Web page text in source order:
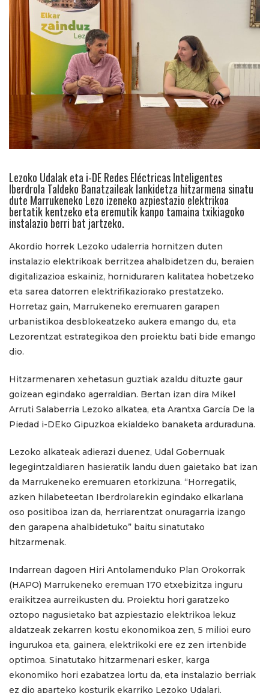
Lezoko Udalak eta i-DE Redes Eléctricas Inteligentes
Iberdrola Taldeko Banatzaileak lankidetza hitzarmena sinatu
dute Marrukeneko Lezo izeneko azpiestazio elektrikoa
bertatik kentzeko eta eremutik kanpo tamaina txikiagoko
instalazio berri bat jartzeko.
Akordio horrek Lezoko udalerria hornitzen duten
instalazio elektrikoak berritzea ahalbidetzen du, beraien
digitalizazioa eskainiz, horniduraren kalitatea hobetzeko
eta sarea datorren elektrifikaziorako prestatzeko.
Horretaz gain, Marrukeneko eremuaren garapen
urbanistikoa desblokeatzeko aukera emango du, eta
Lezorentzat estrategikoa den proiektu bati bide emango
dio.
Hitzarmenaren xehetasun guztiak azaldu dituzte gaur
goizean egindako agerraldian. Bertan izan dira Mikel
Arruti Salaberria Lezoko alkatea, eta Arantxa García De la
Piedad i-DEko Gipuzkoa ekialdeko banaketa arduraduna.
Lezoko alkateak adierazi duenez, Udal Gobernuak
legegintzaldiaren hasieratik landu duen gaietako bat izan
da Marrukeneko eremuaren etorkizuna. “Horregatik,
azken hilabeteetan Iberdrolarekin egindako elkarlana
oso positiboa izan da, herriarentzat onuragarria izango
den garapena ahalbidetuko” baitu sinatutako
hitzarmenak.
Indarrean dagoen Hiri Antolamenduko Plan Orokorrak
(HAPO) Marrukeneko eremuan 170 etxebizitza inguru
eraikitzea aurreikusten du. Proiektu hori garatzeko
oztopo nagusietako bat azpiestazio elektrikoa lekuz
aldatzeak zekarren kostu ekonomikoa zen, 5 milioi euro
ingurukoa eta, gainera, elektrikoki ere ez zen irtenbide
optimoa. Sinatutako hitzarmenari esker, karga
ekonomiko hori ezabatzea lortu da, eta instalazio berriak
ez dio aparteko kosturik ekarriko Lezoko Udalari.